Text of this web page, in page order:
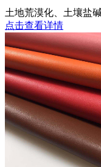
土地荒漠化、土壤盐
点击查看详情